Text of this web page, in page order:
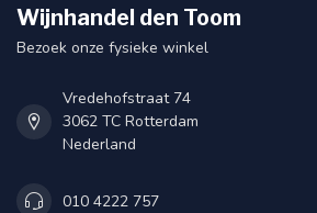
Wijnhandel den Toom
Bezoek onze fysieke winkel
Vredehofstraat 74
3062 TC Rotterdam
Nederland
010 4222 757